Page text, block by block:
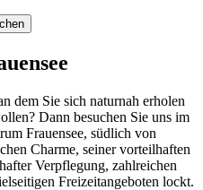
dem Sie sich naturnah erholen
Dann besuchen Sie uns im
Frauensee, südlich von
Charme, seiner vorteilhaften
Verpflegung, zahlreichen
Freizeitangeboten lockt.